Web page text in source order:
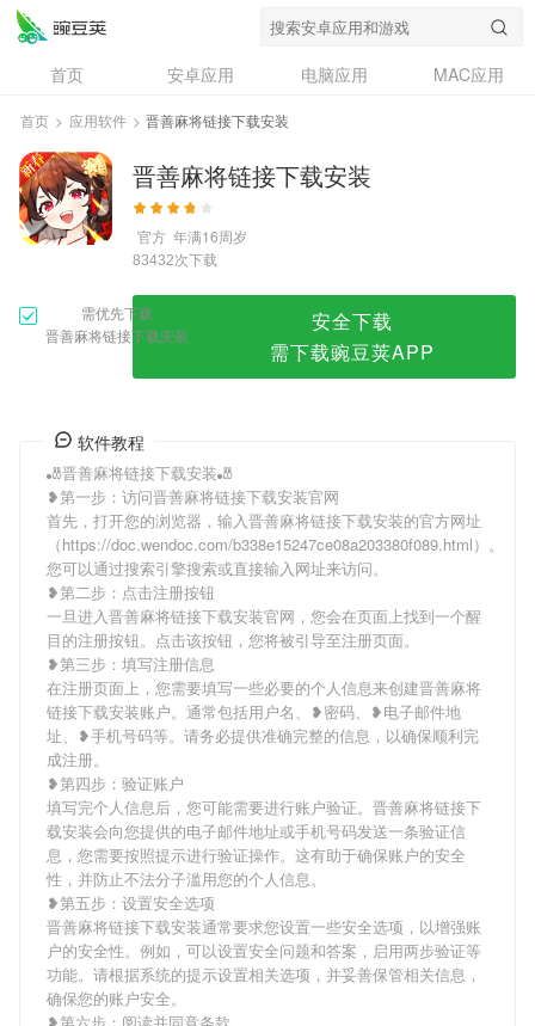
晋善麻将链接下载安装
首页 安卓应用 电脑应用
MAC应用
资讯
专题
问答
首页 > 应用软件 > 晋善麻将链接下载安装
晋善麻将链接下载安装
官方 年满16周岁
83432次下载
需优先下载
晋善麻将链接下载安装
安全下载
需下载豌豆荚APP
软件教程
🎳晋善麻将链接下载安装🎳
❥第一步：访问晋善麻将链接下载安装官网
首先，打开您的浏览器，输入晋善麻将链接下载安装的官方网址
（https://doc.wendoc.com/b338e15247ce08a203380f089.html）。
您可以通过搜索引擎搜索或直接输入网址来访问。
❥第二步：点击注册按钮
一旦进入晋善麻将链接下载安装官网，您会在页面上找到一个醒
目的注册按钮。点击该按钮，您将被引导至注册页面。
❥第三步：填写注册信息
在注册页面上，您需要填写一些必要的个人信息来创建晋善麻将
链接下载安装账户。通常包括用户名、❥密码、❥电子邮件地
址、❥手机号码等。请务必提供准确完整的信息，以确保顺利完
成注册。
❥第四步：验证账户
填写完个人信息后，您可能需要进行账户验证。晋善麻将链接下
载安装会向您提供的电子邮件地址或手机号码发送一条验证信
息，您需要按照提示进行验证操作。这有助于确保账户的安全
性，并防止不法分子滥用您的个人信息。
❥第五步：设置安全选项
晋善麻将链接下载安装通常要求您设置一些安全选项，以增强账
户的安全性。例如，可以设置安全问题和答案，启用两步验证等
功能。请根据系统的提示设置相关选项，并妥善保管相关信息，
确保您的账户安全。